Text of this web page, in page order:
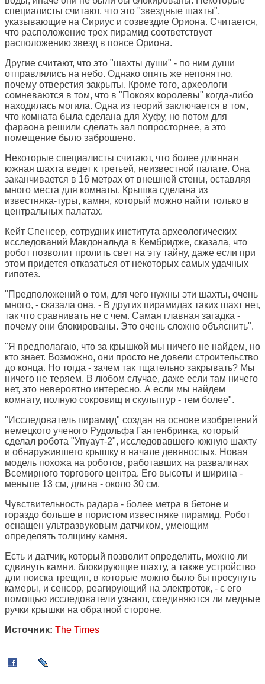
специалисты считают, что это "звездные шахты",
указывающие на Сириус и созвездие Ориона. Считается,
что расположение трех пирамид соответствует
расположению звезд в поясе Ориона.
Другие считают, что это "шахты души" - по ним души
отправлялись на небо. Однако опять же непонятно,
почему отверстия закрыты. Кроме того, археологи
сомневаются в том, что в "Покоях королевы" когда-либо
находилась могила. Одна из теорий заключается в том,
что комната была сделана для Хуфу, но потом для
фараона решили сделать зал попросторнее, а это
помещение было заброшено.
Некоторые специалисты считают, что более длинная
южная шахта ведет к третьей, неизвестной палате. Она
заканчивается в 16 метрах от внешней стены, оставляя
много места для комнаты. Крышка сделана из
известняка-туры, камня, который можно найти только в
центральных палатах.
Кейт Спенсер, сотрудник института археологических
исследований Макдональда в Кембридже, сказала, что
робот позволит пролить свет на эту тайну, даже если при
этом придется отказаться от некоторых самых удачных
гипотез.
"Предположений о том, для чего нужны эти шахты, очень
много, - сказала она. - В других пирамидах таких шахт нет,
так что сравнивать не с чем. Самая главная загадка -
почему они блокированы. Это очень сложно объяснить".
"Я предполагаю, что за крышкой мы ничего не найдем, но
кто знает. Возможно, они просто не довели строительство
до конца. Но тогда - зачем так тщательно закрывать? Мы
ничего не теряем. В любом случае, даже если там ничего
нет, это невероятно интересно. А если мы найдем
комнату, полную сокровищ и скульптур - тем более".
"Исследователь пирамид" создан на основе изобретений
немецкого ученого Рудольфа Гантенбринка, который
сделал робота "Упуаут-2", исследовавшего южную шахту
и обнаружившего крышку в начале девяностых. Новая
модель похожа на роботов, работавших на развалинах
Всемирного торгового центра. Его высоты и ширина -
меньше 13 см, длина - около 30 см.
Чувствительность радара - более метра в бетоне и
гораздо больше в пористом известняке пирамид. Робот
оснащен ультразвуковым датчиком, умеющим
определять толщину камня.
Есть и датчик, который позволит определить, можно ли
сдвинуть камни, блокирующие шахту, а также устройство
дли поиска трещин, в которые можно было бы просунуть
камеры, и сенсор, реагирующий на электроток, - с его
помощью исследователи узнают, соединяются ли медные
ручки крышки на обратной стороне.
Источник: The Times